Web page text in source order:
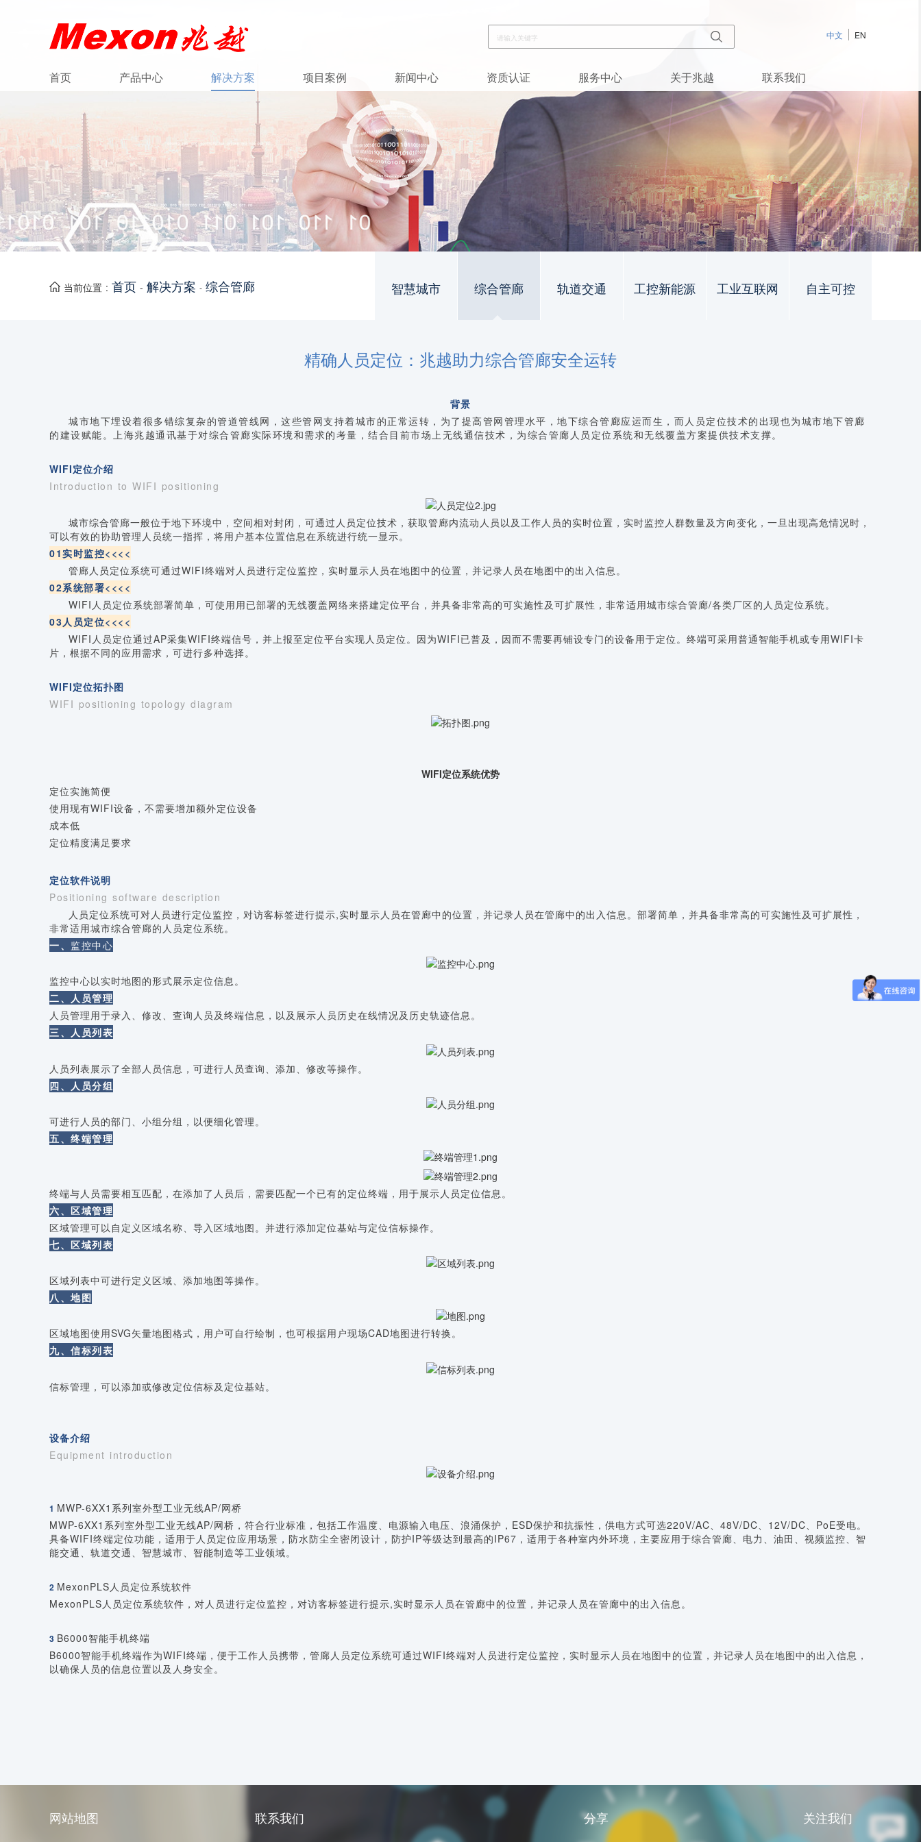
中文 EN
首页 产品中心 解决方案 项目案例 新闻中心 资质认证 服务中心 关于兆越 联系我们
当前位置 : 首页 - 解决方案 - 综合管廊 自主可控
工业互联网
工控新能源
轨道交通
综合管廊
智慧城市
精确人员定位：兆越助力综合管廊安全运转
背景
城市地下埋设着很多错综复杂的管道管线网，这些管网支持着城市的正常运转，为了提高管网管理水平，地下综合管廊应运而生，而人员定位技术的出现也为城市地下管廊
的建设赋能。上海兆越通讯基于对综合管廊实际环境和需求的考量，结合目前市场上无线通信技术，为综合管廊人员定位系统和无线覆盖方案提供技术支撑。
WIFI定位介绍
Introduction to WIFI positioning
城市综合管廊一般位于地下环境中，空间相对封闭，可通过人员定位技术，获取管廊内流动人员以及工作人员的实时位置，实时监控人群数量及方向变化，一旦出现高危情况时，
可以有效的协助管理人员统一指挥，将用户基本位置信息在系统进行统一显示。
01实时监控<<<<
管廊人员定位系统可通过WIFI终端对人员进行定位监控，实时显示人员在地图中的位置，并记录人员在地图中的出入信息。
02系统部署<<<<
WIFI人员定位系统部署简单，可使用用已部署的无线覆盖网络来搭建定位平台，并具备非常高的可实施性及可扩展性，非常适用城市综合管廊/各类厂区的人员定位系统。
03人员定位<<<<
WIFI人员定位通过AP采集WIFI终端信号，并上报至定位平台实现人员定位。因为WIFI已普及，因而不需要再铺设专门的设备用于定位。终端可采用普通智能手机或专用WIFI卡
片，根据不同的应用需求，可进行多种选择。
WIFI定位拓扑图
WIFI positioning topology diagram
WIFI定位系统优势
定位实施简便
使用现有WIFI设备，不需要增加额外定位设备
成本低
定位精度满足要求
定位软件说明
Positioning software description
人员定位系统可对人员进行定位监控，对访客标签进行提示,实时显示人员在管廊中的位置，并记录人员在管廊中的出入信息。部署简单，并具备非常高的可实施性及可扩展性，
非常适用城市综合管廊的人员定位系统。
一、 监控中心
监控中心以实时地图的形式展示定位信息。
二、人员管理
人员管理用于录入、修改、查询人员及终端信息，以及展示人员历史在线情况及历史轨迹信息。
三、人员列表
人员列表展示了全部人员信息，可进行人员查询、添加、修改等操作。
四、人员分组
可进行人员的部门、小组分组，以便细化管理。
五、终端管理
终端与人员需要相互匹配，在添加了人员后，需要匹配一个已有的定位终端，用于展示人员定位信息。
六、区域管理
区域管理可以自定义区域名称、导入区域地图。并进行添加定位基站与定位信标操作。
七、区域列表
区域列表中可进行定义区域、添加地图等操作。
八、地图
区域地图使用SVG矢量地图格式，用户可自行绘制，也可根据用户现场CAD地图进行转换。
九、信标列表
信标管理，可以添加或修改定位信标及定位基站。
设备介绍
Equipment introduction
1 MWP-6XX1系列室外型工业无线AP/网桥
MWP-6XX1系列室外型工业无线AP/网桥，符合行业标准，包括工作温度、电源输入电压、浪涌保护，ESD保护和抗振性，供电方式可选220V/AC、48V/DC、12V/DC、PoE受电。
具备WIFI终端定位功能，适用于人员定位应用场景，防水防尘全密闭设计，防护IP等级达到最高的IP67，适用于各种室内外环境，主要应用于综合管廊、电力、油田、视频监控、智
能交通、轨道交通、智慧城市、智能制造等工业领域。
2 MexonPLS人员定位系统软件
MexonPLS人员定位系统软件，对人员进行定位监控，对访客标签进行提示,实时显示人员在管廊中的位置，并记录人员在管廊中的出入信息。
3 B6000智能手机终端
B6000智能手机终端作为WIFI终端，便于工作人员携带，管廊人员定位系统可通过WIFI终端对人员进行定位监控，实时显示人员在地图中的位置，并记录人员在地图中的出入信息，
以确保人员的信息位置以及人身安全。
网站地图 联系我们 分享 关注我们